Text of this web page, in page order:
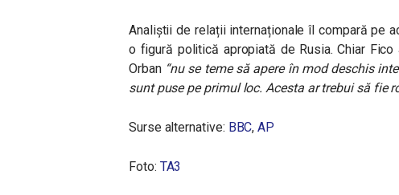
Analiștii de relații internaționale îl compară pe
o figură politică apropiată de Rusia. Chiar Fico
Orban “nu se teme să apere în mod deschis
sunt puse pe primul loc. Acesta ar trebui să fie
Surse alternative: BBC,AP
Foto: TA3